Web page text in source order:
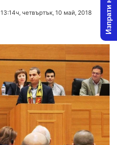
13:14ч, четвъртък, 10 май, 2018